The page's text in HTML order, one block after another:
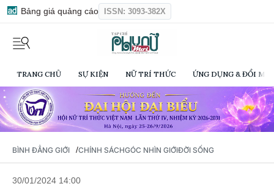
Bảng giá quảng cáo ISSN: 3093-382X
TRANG CHỦ SỰ KIỆN NỮ TRÍ THỨC ỨNG DỤNG & ĐỔI
BÌNH ĐẲNG GIỚI /CHÍNH SÁCHGÓC NHÌN GIỚIĐỜI SỐNG
30/01/2024 14:00